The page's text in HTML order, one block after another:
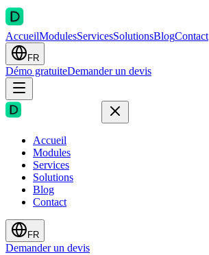
AccueilModulesServicesSolutionsBlogContact
FR
Démo gratuiteDemander un devis
Accueil
Modules
Services
Solutions
Blog
Contact
FR
Demander un devis